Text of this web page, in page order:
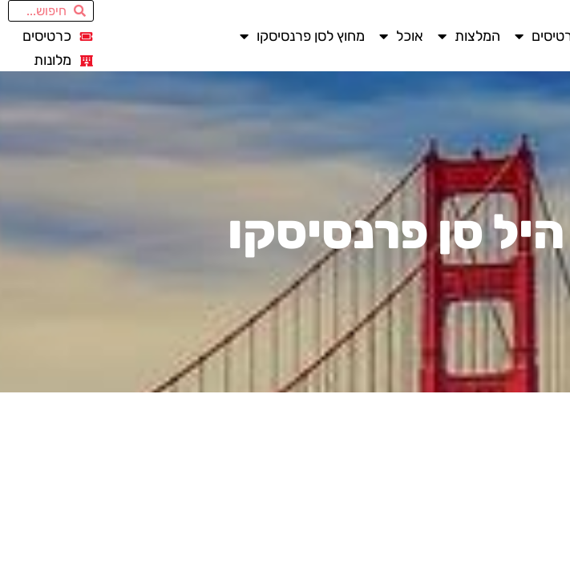
המלצות אוכל מחוץ לסן פרנסיסקו
כרטיסים
מלונות
סן פרנסיסקו